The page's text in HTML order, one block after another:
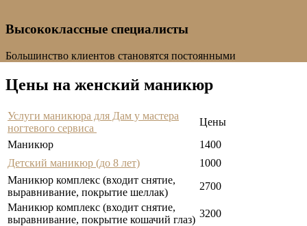
Высококлассные специалисты
Большинство клиентов становятся постоянными
Цены на женский маникюр
Услуги маникюра для Дам у мастера
ногтевого сервиса
Цены
Маникюр
1400
Детский маникюр (до 8 лет)
1000
Маникюр комплекс (входит снятие,
выравнивание, покрытие шеллак)
2700
Маникюр комплекс (входит снятие,
выравнивание, покрытие кошачий глаз)
3200